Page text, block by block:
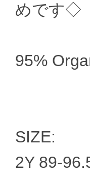
めです◇
95%
SIZE:
2Y 89-